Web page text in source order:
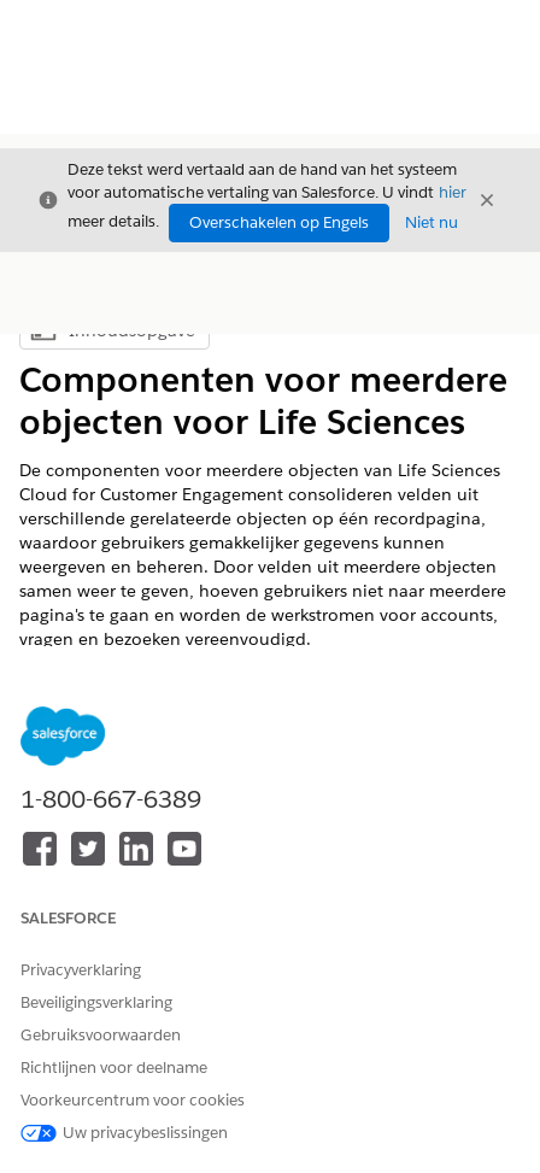
Sluiten
Deze tekst werd vertaald aan de hand van het systeem
voor automatische vertaling van Salesforce. U vindt hier
meer details.
Overschakelen op Engels Niet nu
Sluiten
Inhoudsopgave weergeven
Inhoudsopgave
Componenten voor meerdere
objecten voor Life Sciences
De componenten voor meerdere objecten van Life Sciences
Cloud for Customer Engagement consolideren velden uit
verschillende gerelateerde objecten op één recordpagina,
waardoor gebruikers gemakkelijker gegevens kunnen
weergeven en beheren. Door velden uit meerdere objecten
samen weer te geven, hoeven gebruikers niet naar meerdere
pagina's te gaan en worden de werkstromen voor accounts,
vragen en bezoeken vereenvoudigd.
Met de Lightning componenten voor meerdere objecten
die zijn opgenomen in Life Sciences Customer
Engagement, kunnen gebruikers records maken, bewerken
pagina bevatten.
De componenten Maken en Bewerken voor meerdere
objecten instellen
knoppen om gebruikers in Life Sciences Cloud for
bewerken met velden uit meerdere objecten.
De component Recordweergave voor meerdere objecten
instellen
Als u gebruikers in Life Sciences Cloud voor
velden vanuit meerdere objecten op één recordpagina,
voegt u de component Recordweergave voor meerdere
1-800-667-6389
SALESFORCE
Privacyverklaring
Beveiligingsverklaring
Gebruiksvoorwaarden
Richtlijnen voor deelname
Voorkeurcentrum voor cookies
Uw privacybeslissingen